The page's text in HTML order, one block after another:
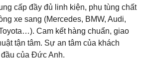
cấp đầy đủ linh kiện, phụ tùng chất
xe sang (Mercedes, BMW, Audi,
Cam kết hàng chuẩn, giao
tận tâm. Sự an tâm của khách
của Đức Anh.